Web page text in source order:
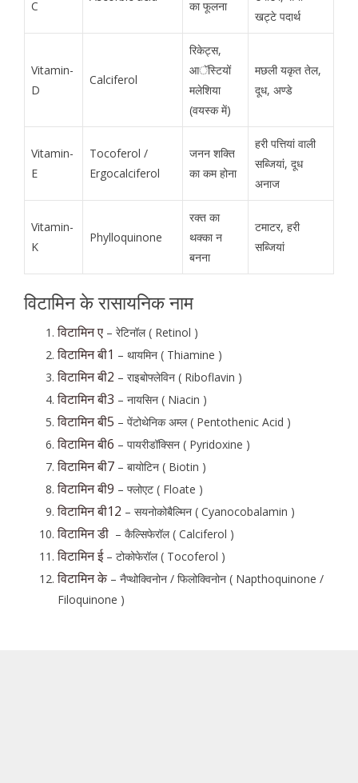
C का फूलना
खट्टे पदार्थ
Vitamin-
D
Calciferol
रिकेट्स,
आॅस्टियों
मलेशिया
(वयस्क में)
मछली यकृत तेल,
दूध, अण्डे
Vitamin-
E
Tocoferol /
Ergocalciferol
जनन शक्ति
का कम होना
हरी पत्तियां वाली
सब्जियां, दूध
अनाज
Vitamin-
K
Phylloquinone
रक्त का
थक्का न
बनना
टमाटर, हरी
सब्जियां
विटामिन के रासायनिक नाम
विटामिन ए – रेटिनॉल ( Retinol )
विटामिन बी1 – थायमिन ( Thiamine )
विटामिन बी2 – राइबोफ्लेविन ( Riboflavin )
विटामिन बी3 – नायसिन ( Niacin )
विटामिन बी5 – पेंटोथेनिक अम्ल ( Pentothenic Acid )
विटामिन बी6 – पायरीडॉक्सिन ( Pyridoxine )
विटामिन बी7 – बायोटिन ( Biotin )
विटामिन बी9 – फ्लोएट ( Floate )
विटामिन बी12 – सयनोकोबैल्मिन ( Cyanocobalamin )
विटामिन डी – कैल्सिफेरॉल ( Calciferol )
विटामिन ई– टोकोफेरॉल ( Tocoferol )
विटामिन के– नैप्थोक्विनोन / फिलोक्विनोन ( Napthoquinone /
Filoquinone )